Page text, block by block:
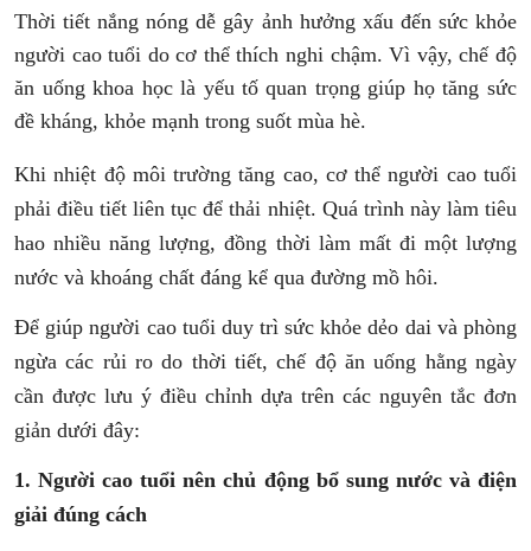
Tin tức
Dịch vụ y tế
Dành cho khách hàng
Thời tiết nắng nóng dễ gây ảnh hưởng xấu đến sức khỏe
người cao tuổi do cơ thể thích nghi chậm. Vì vậy, chế độ
ăn uống khoa học là yếu tố quan trọng giúp họ tăng sức
đề kháng, khỏe mạnh trong suốt mùa hè.
Khi nhiệt độ môi trường tăng cao, cơ thể người cao tuổi
phải điều tiết liên tục để thải nhiệt. Quá trình này làm tiêu
hao nhiều năng lượng, đồng thời làm mất đi một lượng
nước và khoáng chất đáng kể qua đường mồ hôi.
Để giúp người cao tuổi duy trì sức khỏe dẻo dai và phòng
ngừa các rủi ro do thời tiết, chế độ ăn uống hằng ngày
cần được lưu ý điều chỉnh dựa trên các nguyên tắc đơn
giản dưới đây:
1. Người cao tuổi nên chủ động bổ sung nước và điện
giải đúng cách